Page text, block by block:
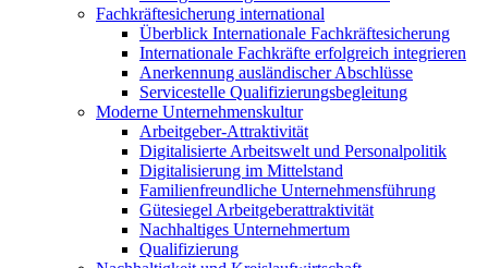
Fachkräftesicherung international
Überblick Internationale Fachkräftesicherung
Internationale Fachkräfte erfolgreich integrieren
Anerkennung ausländischer Abschlüsse
Servicestelle Qualifizierungsbegleitung
Moderne Unternehmenskultur
Arbeitgeber-Attraktivität
Digitalisierte Arbeitswelt und Personalpolitik
Digitalisierung im Mittelstand
Familienfreundliche Unternehmensführung
Gütesiegel Arbeitgeberattraktivität
Nachhaltiges Unternehmertum
Qualifizierung